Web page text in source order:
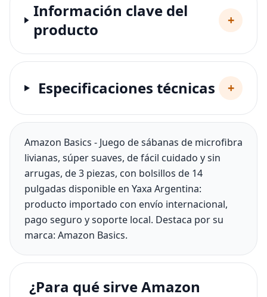
Información clave del
producto
+
Especificaciones técnicas +
Amazon Basics - Juego de sábanas de microfibra
livianas, súper suaves, de fácil cuidado y sin
arrugas, de 3 piezas, con bolsillos de 14
pulgadas disponible en Yaxa Argentina:
producto importado con envío internacional,
pago seguro y soporte local. Destaca por su
marca: Amazon Basics.
¿Para qué sirve Amazon